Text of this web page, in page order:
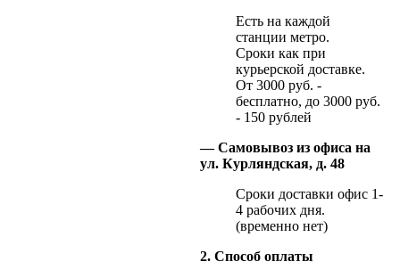
Есть на каждой
станции метро.
Сроки как при
курьерской доставке.
От 3000 руб. -
бесплатно, до 3000 руб.
- 150 рублей
— Самовывоз из офиса на
ул. Курляндская, д. 48
Сроки доставки офис 1-
4 рабочих дня.
(временно нет)
2. Способ оплаты